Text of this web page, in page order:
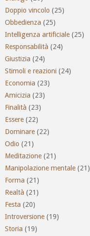
Doppio vincolo (25)
Obbedienza (25)
Intelligenza artificiale (25)
Responsabilità (24)
Giustizia (24)
Stimoli e reazioni (24)
Economia (23)
Amicizia (23)
Finalità (23)
Essere (22)
Dominare (22)
Odio (21)
Meditazione (21)
Manipolazione mentale (21)
Forma (21)
Realtà (21)
Festa (20)
Introversione (19)
Storia (19)